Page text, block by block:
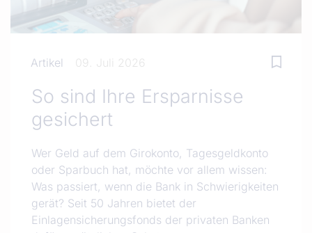
Artikel 09. Juli 2026
So sind Ihre Ersparnisse
gesichert
Wer Geld auf dem Girokonto, Tagesgeldkonto
oder Sparbuch hat, möchte vor allem wissen:
Was passiert, wenn die Bank in Schwierigkeiten
gerät? Seit 50 Jahren bietet der
Einlagensicherungsfonds der privaten Banken